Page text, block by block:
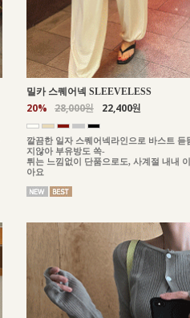
밀카 스퀘어넥 SLEEVELESS
20% 28,000원 22,400원
깔끔한 일자 스퀘어넥라인으로 바스트
지않아 부유방도 쏙-
튀는 느낌없이 단품으로도, 사계절 내내
아요